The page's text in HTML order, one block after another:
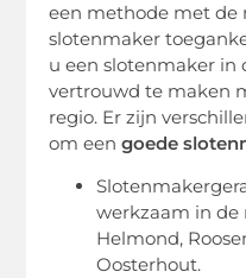
een methode met de
slotenmaker
u een slotenmaker in
vertrouwd te maken
regio. Er zijn
om een ​​goede
werkzaam in de
Helmond,
Oosterhout.